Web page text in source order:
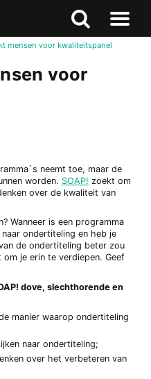
Zoeken
Naar
mensen voor kwaliteitspanel
voor
neemt toe, maar de
worden. SOAP! zoekt om
over de kwaliteit van
Wanneer is een programma
ondertiteling en heb je
de ondertiteling beter zou
je erin te verdiepen. Geef
dove, slechthorende en
manier waarop ondertiteling
naar ondertiteling;
over het verbeteren van
Zoeken
naar